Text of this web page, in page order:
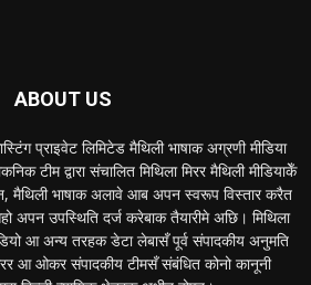
ABOUT US
प्राइवेट लिमिटेड मैथिली भाषाक अग्रणी मीडिया
टीम द्वारा संचालित मिथिला मिरर मैथिली मीडियाकेँ
भाषाक अलावे आब अपन स्वरूप विस्तार करैत
अपन उपस्थिति दर्ज करेबाक तैयारीमे अछि। मिथिला
आ अन्य तरहक डेटा लेबासँ पूर्व संपादकीय अनुमति
आ ओकर संपादकीय टीमसँ संबंधित कोनो कानूनी